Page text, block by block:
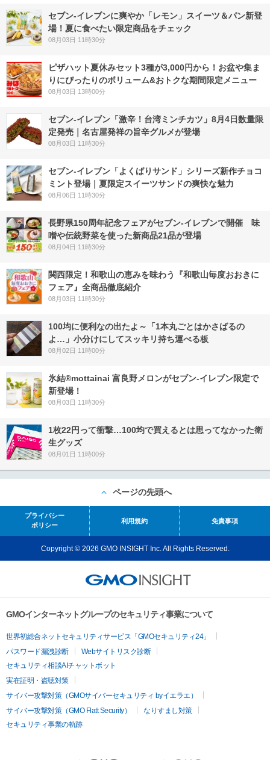
セブン‐イレブンに爽やか「レモン」スイーツ＆パン新登
場！夏に食べたい限定商品をチェック
08月03日 11時30分
ピザハット夏休みセット3種が3,000円から！お盆や集ま
りにぴったりのボリューム&おトクな期間限定メニュー
08月03日 13時00分
セブン-イレブン「激辛！台湾ミンチカツ」8月4日数量限
定発売｜名古屋発祥の旨辛グルメが登場
08月03日 11時30分
セブン‐イレブン「よくばりサンド」シリーズ新作チョコ
ミント登場｜夏限定スイーツサンドの爽快な魅力
08月06日 11時30分
長野県150周年記念フェアがセブン-イレブンで開催 味
噌や伝統野菜を使った新商品21品が登場
08月04日 11時30分
関西限定！和歌山の恵みを味わう『和歌山毎度おおきに
フェア』全商品徹底紹介
08月03日 11時30分
100均に便利なの出たよ～「1本丸ごとはかさばるの
よ…」小分けにしてスッキリ持ち運べる板
08月02日 11時00分
氷結®mottainai 富良野メロンがセブン‐イレブン限定で
新登場！
08月03日 11時30分
1枚22円って衝撃…100均で買えるとは思ってなかった衛
生グッズ
08月01日 11時00分
ページの先頭へ
プライバシー
ポリシー
利用規約 免責事項
Copyright © 2026 GMO INSIGHT Inc. All Rights Reserved.
GMOインターネットグループのセキュリティ事業について
世界初総合ネットセキュリティサービス「GMOセキュリティ24」
パスワード漏洩診断
Webサイトリスク診断
セキュリティ相談AIチャットボット
実在証明・盗聴対策
サイバー攻撃対策（GMOサイバーセキュリティ byイエラエ）
サイバー攻撃対策（GMO Flatt Security）
なりすまし対策
セキュリティ事業の軌跡